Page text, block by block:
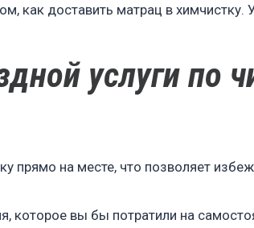
как доставить матрац в
услуги по
на месте, что позволяет
которое вы бы потратили на